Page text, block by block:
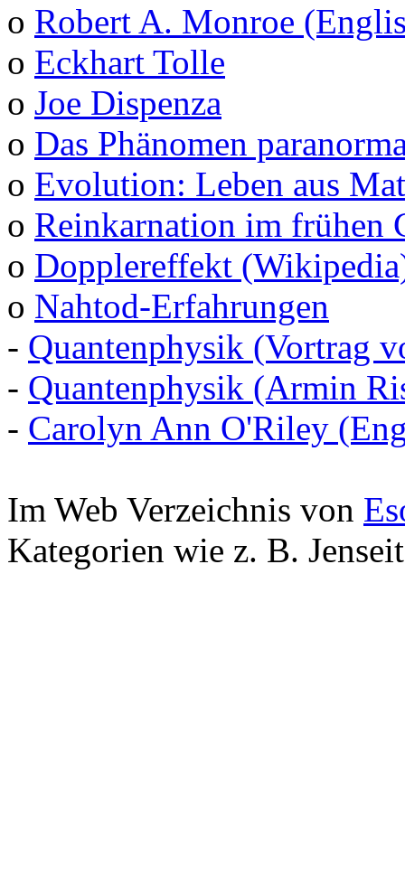
o Robert A. Monroe
o Eckhart Tolle
o Joe Dispenza
o Das Phänomen
o Evolution: Leben aus
o Reinkarnation im frühen
o Dopplereffekt
o Nahtod-Erfahrungen
- Quantenphysik (Vortrag
- Quantenphysik (Armin
- Carolyn Ann O'Riley
Im Web Verzeichnis von
Kategorien wie z. B.